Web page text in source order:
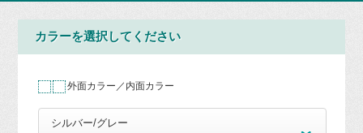
カラーを選択してください
外面カラー／内面カラー
シルバー/グレー